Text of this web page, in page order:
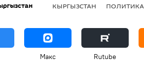
КЫРГЫЗСТАН ПОЛИТИКА
Макс Rutube